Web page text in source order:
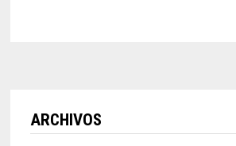
ARCHIVOS